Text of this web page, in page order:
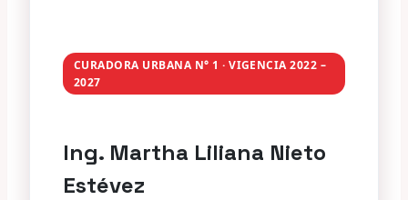
CURADORA URBANA N° 1 · VIGENCIA 2022 –
2027
Ing. Martha Liliana Nieto
Estévez